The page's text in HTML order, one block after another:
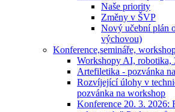
Naše priority
Změny v ŠVP
Nový učební plán
výchovou)
Konference,semináře,
Workshopy AI, robotika,
Artefiletika - pozvánka
Rozvíjející úlohy v
pozvánka na workshop
Konference 20. 3. 2026: